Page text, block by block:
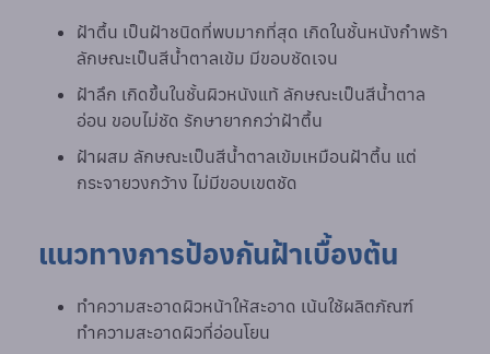
ฝ้าตื้น เป็นฝ้าชนิดที่พบมากที่สุด เกิดในชั้นหนังกำพร้า
ลักษณะเป็นสีน้ำตาลเข้ม มีขอบชัดเจน
ฝ้าลึก เกิดขึ้นในชั้นผิวหนังแท้ ลักษณะเป็นสีน้ำตาล
อ่อน ขอบไม่ชัด รักษายากกว่าฝ้าตื้น
ฝ้าผสม ลักษณะเป็นสีน้ำตาลเข้มเหมือนฝ้าตื้น แต่
กระจายวงกว้าง ไม่มีขอบเขตชัด
แนวทางการป้องกันฝ้าเบื้องต้น
ทำความสะอาดผิวหน้าให้สะอาด เน้นใช้ผลิตภัณฑ์
ทำความสะอาดผิวที่อ่อนโยน